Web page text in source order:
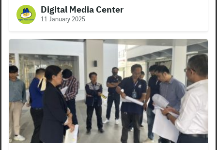
Search
for:
Digital Media Center
11 January 2025